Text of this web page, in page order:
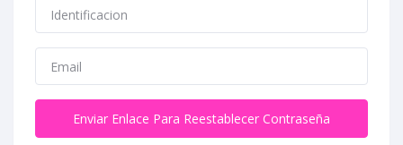
Enviar Enlace Para Reestablecer Contraseña